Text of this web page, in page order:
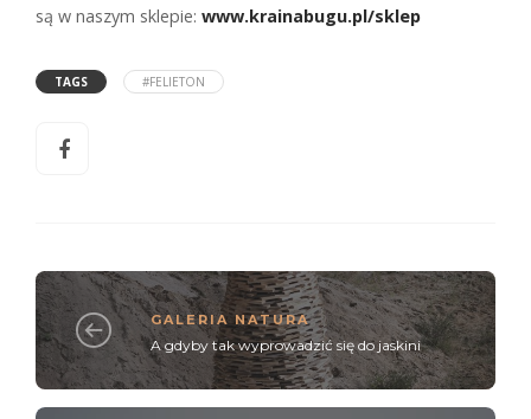
są w naszym sklepie: www.krainabugu.pl/sklep
TAGS #FELIETON
GALERIA NATURA
A gdyby tak wyprowadzić się do jaskini